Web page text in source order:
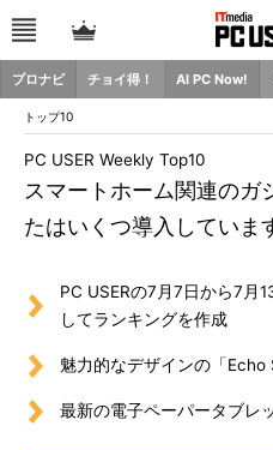
プロナビ チョイ得！ AI PC Now!
トップ10
スマートホーム関連のガ
たはいくつ導入していま
PC USER Weekly Top10
PC USERの7月7日から7月
してランキングを作成
魅力的なデザインの「
最新の電子ペーパータブレ